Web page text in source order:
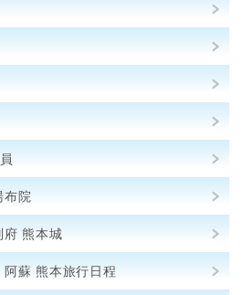
布院
府 熊本城
蘇 熊本旅行日程